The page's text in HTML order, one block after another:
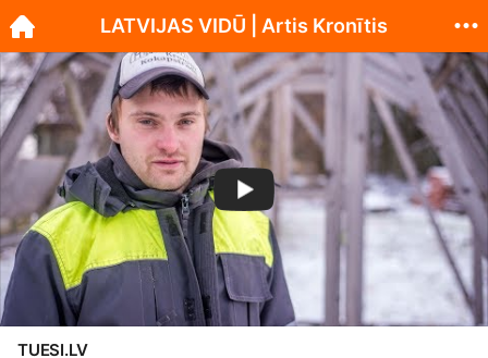
TUESI.LV
LATVIJAS VIDŪ | Artis Kronītis